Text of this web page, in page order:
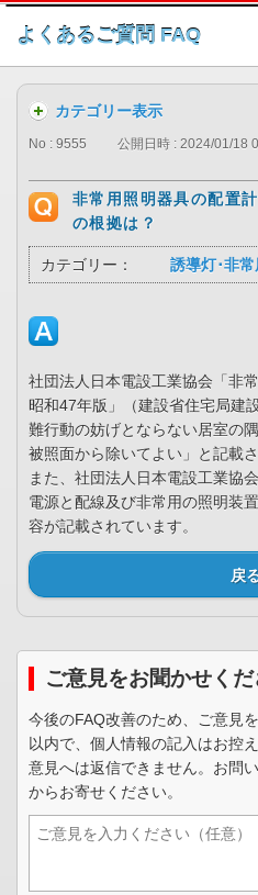
このページ
よくあるご質問 FAQ
カテゴリー表示
No : 9555 公開日時 : 2024/01/18
非常用照明器具の配置
の根拠は？
カテゴリー： 誘導灯･非
社団法人日本電設工業協会「非
昭和47年版」（建設省住宅局建
難行動の妨げとならない居室の
被照面から除いてよい」と記載さ
また、社団法人日本電設工業
電源と配線及び非常用の照明装
容が記載されています。
戻
ご意見をお聞かせく
今後のFAQ改善のため、ご意見
以内で、個人情報の記入はお控
意見へは返信できません。お問
からお寄せください。